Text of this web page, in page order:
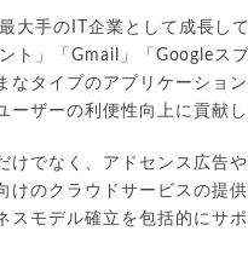
大手のIT企業として成長して
ト」「Gmail」「Googleス
なタイプのアプリケーション
ーザーの利便性向上に貢献し
けでなく、アドセンス広告
けのクラウドサービスの提
スモデル確立を包括的にサ